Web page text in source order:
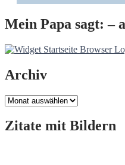
Mein Papa sagt: –
Archiv
Archiv
Zitate mit Bildern